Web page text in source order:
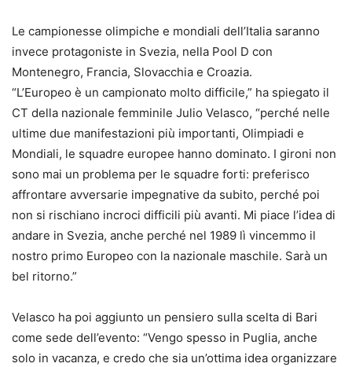
Le campionesse olimpiche e mondiali dell’Italia saranno
invece protagoniste in Svezia, nella Pool D con
Montenegro, Francia, Slovacchia e Croazia.
“L’Europeo è un campionato molto difficile,” ha spiegato il
CT della nazionale femminile Julio Velasco, “perché nelle
ultime due manifestazioni più importanti, Olimpiadi e
Mondiali, le squadre europee hanno dominato. I gironi non
sono mai un problema per le squadre forti: preferisco
affrontare avversarie impegnative da subito, perché poi
non si rischiano incroci difficili più avanti. Mi piace l’idea di
andare in Svezia, anche perché nel 1989 lì vincemmo il
nostro primo Europeo con la nazionale maschile. Sarà un
bel ritorno.”
Velasco ha poi aggiunto un pensiero sulla scelta di Bari
come sede dell’evento: “Vengo spesso in Puglia, anche
solo in vacanza, e credo che sia un’ottima idea organizzare